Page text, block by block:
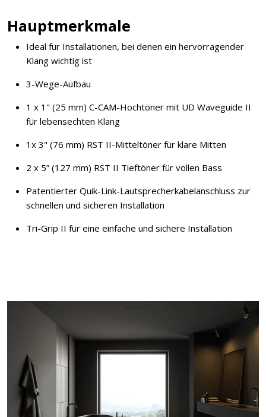
Hauptmerkmale
Ideal für Installationen, bei denen ein hervorragender
Klang wichtig ist
3-Wege-Aufbau
1 x 1" (25 mm) C-CAM-Hochtöner mit UD Waveguide II
für lebensechten Klang
1x 3" (76 mm) RST II-Mitteltöner für klare Mitten
2 x 5” (127 mm) RST II Tieftöner für vollen Bass
Patentierter Quik-Link-Lautsprecherkabelanschluss zur
schnellen und sicheren Installation
Tri-Grip II für eine einfache und sichere Installation